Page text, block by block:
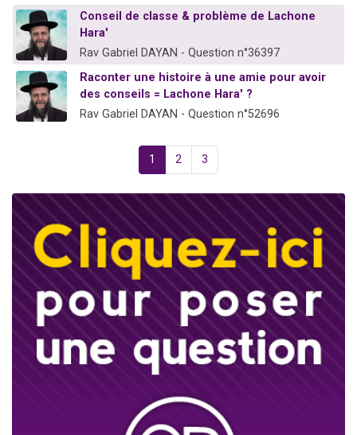
Conseil de classe & problème de Lachone
Hara'
Rav Gabriel DAYAN - Question n°36397
Raconter une histoire à une amie pour avoir
des conseils = Lachone Hara' ?
Rav Gabriel DAYAN - Question n°52696
1 2 3